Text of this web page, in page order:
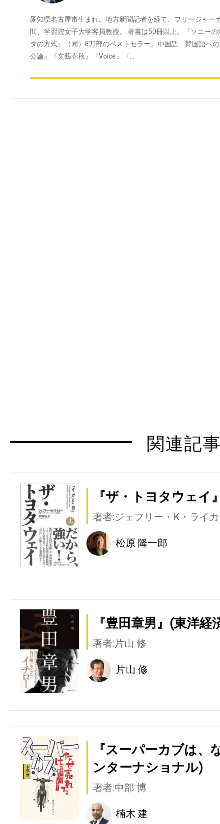
愛知県名古屋市生まれ。地方新聞記者を経て、フリージャ
間、学習院女子大学客員教授。 著書は50冊以上。『ソニー
タの方式』（同）8万部のベストセラー。中国語、韓国語へ
公論』『文藝春秋』『Voice』『…
関連記
『ザ・トヨタウェイ
著者:ジェフリー・K・ライ
松原 隆一郎
『豊田章男』(東洋経
著者:片山 修
片山 修
『スーパーカブは、
ンターナショナル)
著者:中部 博
楠木 建